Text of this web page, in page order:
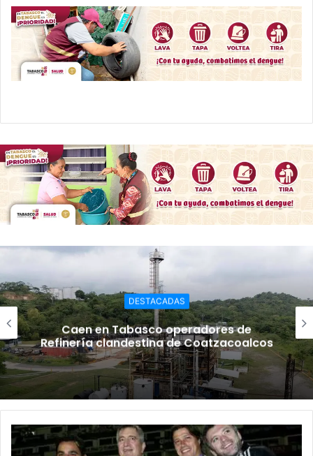
c
e
b
o
k
at
s
A
p
ai
l
p
y
Li
n
s
s
e
n
er
m
p
ar
tir
DESTACADAS
Caen en Tabasco operadores de
Refinería clandestina de Coatzacoalcos